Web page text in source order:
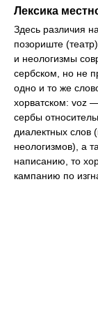
Лексика
Здесь различия
позориште
и неологизмы
сербском, но не
одно и то же
хорватском: voz
сербы
диалектных слов
неологизмов), а
написанию, то
кампанию по